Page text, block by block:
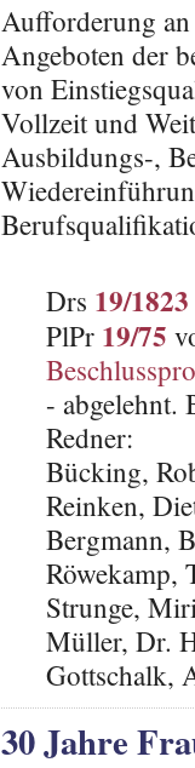
Aufforderung
Angeboten der
von
Vollzeit und
Ausbildungs-,
Drs 19/1823
PlPr 19/75
- abgelehnt.
Redner:
Bücking,
Reinken,
Bergmann,
Röwekamp,
Strunge,
Müller, Dr.
Gottschalk,
30 Jahre